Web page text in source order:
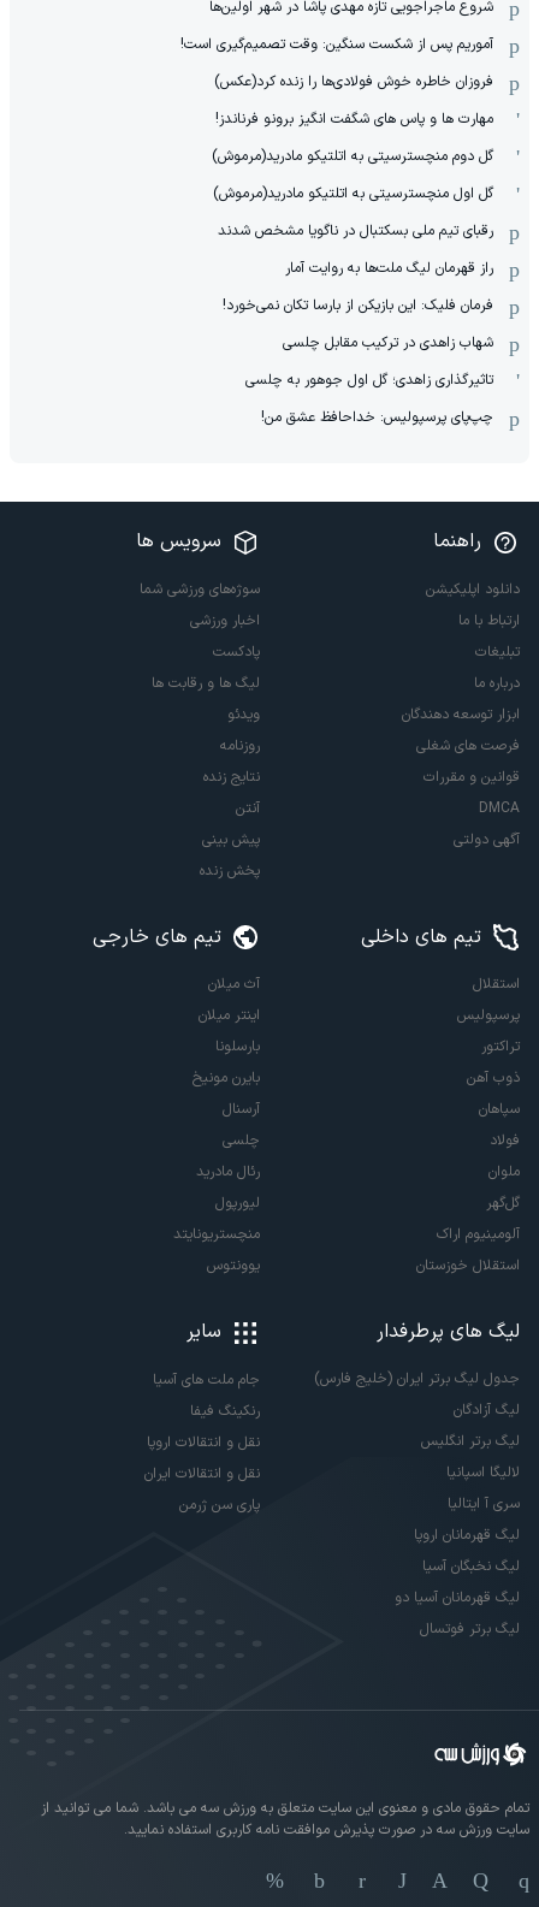
شروع ماجراجویی تازه مهدی پاشا در شهر اولین‌ها
آموریم پس از شکست سنگین: وقت تصمیم‌گیری است!
فروزان خاطره خوش فولادی‌ها را زنده کرد(عکس)
مهارت ها و پاس های شگفت انگیز برونو فرناندز!
گل دوم منچسترسیتی به اتلتیکو مادرید(مرموش)
گل اول منچسترسیتی به اتلتیکو مادرید(مرموش)
رقبای تیم ملی بسکتبال در ناگویا مشخص‌ شدند
راز قهرمان لیگ ملت‌ها به روایت آمار
فرمان فلیک: این بازیکن از بارسا تکان نمی‌خورد!
شهاب زاهدی در ترکیب مقابل چلسی
تاثیرگذاری زاهدی؛ گل اول جوهور به چلسی
چپ‌پای پرسپولیس: خداحافظ عشق من!
راهنما
دانلود اپلیکیشن
ارتباط با ما
تبلیغات
درباره ما
ابزار توسعه دهندگان
فرصت های شغلی
قوانین و مقررات
DMCA
آگهی دولتی
سرویس ها
سوژه‌های ورزشی شما
اخبار ورزشی
پادکست
لیگ ها و رقابت ها
ویدئو
روزنامه
نتایج زنده
آنتن
پیش بینی
پخش زنده
تیم های داخلی
استقلال
پرسپولیس
تراکتور
ذوب آهن
سپاهان
فولاد
ملوان
گل‌گهر
آلومینیوم اراک
استقلال خوزستان
تیم های خارجی
آث میلان
اینتر میلان
بارسلونا
بایرن مونیخ
آرسنال
چلسی
رئال مادرید
لیورپول
منچستریونایتد
یوونتوس
لیگ های پرطرفدار
جدول لیگ برتر ایران (خلیج فارس)
لیگ آزادگان
لیگ برتر انگلیس
لالیگا اسپانیا
سری آ ایتالیا
لیگ قهرمانان اروپا
لیگ نخبگان آسیا
لیگ قهرمانان آسیا دو
لیگ برتر فوتسال
سایر
جام ملت های آسیا
رنکینگ فیفا
نقل و انتقالات اروپا
نقل و انتقالات ایران
پاری سن ژرمن
تمام حقوق مادی و معنوی این سایت متعلق به ورزش سه می باشد. شما می توانید از
سایت ورزش سه در صورت پذیرش موافقت نامه کاربری استفاده نمایید.